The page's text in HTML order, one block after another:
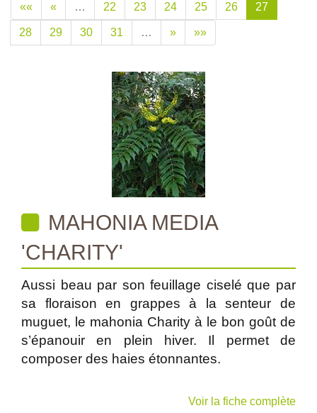
«« « … 22 23 24 25 26 27
28 29 30 31 … » »»
MAHONIA MEDIA
'CHARITY'
Aussi beau par son feuillage ciselé que par
sa floraison en grappes à la senteur de
muguet, le mahonia Charity à le bon goût de
s’épanouir en plein hiver. Il permet de
composer des haies étonnantes.
Voir la fiche complète